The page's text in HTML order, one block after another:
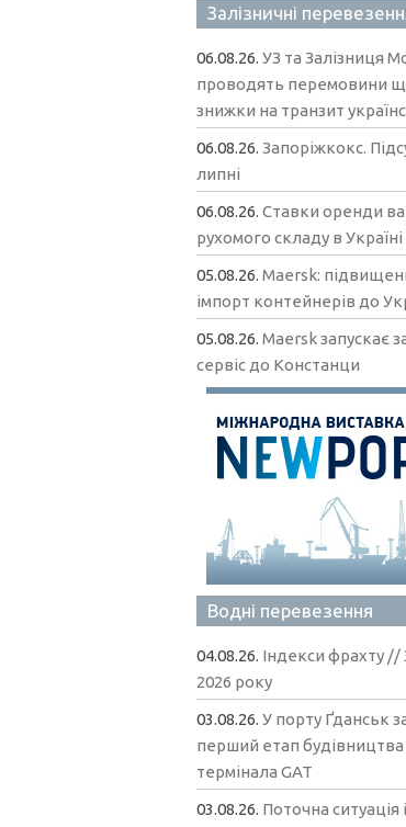
Залізничні
06.08.26.УЗ та Залізниця
проводять перемовини
знижки на транзит
06.08.26.Запоріжкокс.
липні
06.08.26.Ставки оренди
рухомого складу в Україні
05.08.26.Maersk:
імпорт контейнерів до
05.08.26.Maersk запускає
сервіс до Констанци
Водні перевезення
04.08.26. Індекси фрахту
2026 року
03.08.26.У порту Ґданськ
перший етап
термінала GAT
03.08.26. Поточна ситуація